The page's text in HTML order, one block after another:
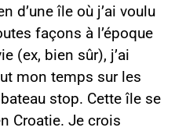
d’une île où j’ai voulu
façons à l’époque
(ex, bien sûr), j’ai
mon temps sur les
stop. Cette île se
Croatie. Je crois